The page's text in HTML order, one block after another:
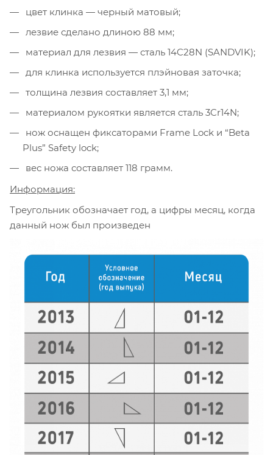
цвет клинка — черный матовый;
лезвие сделано длиною 88 мм;
материал для лезвия — сталь 14C28N (SANDVIK);
для клинка используется плэйновая заточка;
толщина лезвия составляет 3,1 мм;
материалом рукоятки является сталь 3Cr14N;
нож оснащен фиксаторами Frame Lock и “Beta
Plus” Safety lock;
вес ножа составляет 118 грамм.
Информация:
Треугольник обозначает год, а цифры месяц, когда
данный нож был произведен